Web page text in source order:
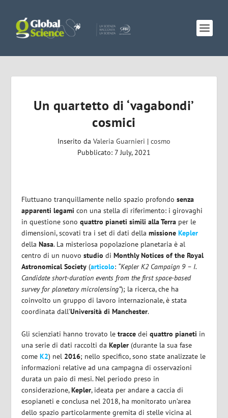
Un quartetto di ‘vagabondi’
cosmici
Inserito da Valeria Guarnieri | cosmo
Pubblicato: 7 July, 2021
Fluttuano tranquillamente nello spazio profondosenza
apparenti legami con una stella di riferimento: i girovaghi
in questione sonoquattro pianeti simili alla Terra per le
dimensioni, scovati tra i set di dati dellamissioneKepler
dellaNasa. La misteriosa popolazione planetaria è al
centro di un nuovostudio diMonthly Notices of the Royal
Astronomical Society (articolo: “Kepler K2 Campaign 9 – I.
Candidate short-duration events from the first space-based
survey for planetary microlensing”); la ricerca, che ha
coinvolto un gruppo di lavoro internazionale, è stata
coordinata dall’Università di Manchester.
Gli scienziati hanno trovato letracce deiquattro pianeti in
una serie di dati raccolti daKepler (durante la sua fase
comeK2) nel 2016; nello specifico, sono state analizzate le
informazioni relative ad una campagna di osservazioni
durata un paio di mesi. Nel periodo preso in
considerazione,Kepler, ideata per andare a caccia di
esopianeti e conclusa nel 2018, ha monitorato un’area
dello spazio particolarmente gremita di stelle vicina al